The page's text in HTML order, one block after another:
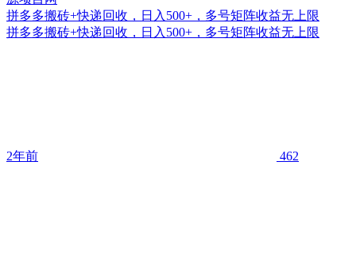
拼多多搬砖+快递回收，日入500+，多号矩阵收益无上限
拼多多搬砖+快递回收，日入500+，多号矩阵收益无上限
2年前 462